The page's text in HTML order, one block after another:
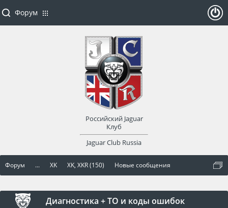
Форум ... XK XK, XKR (150) Новые сообщения
Диагностика + ТО и коды ошибок
Форум
Российский Jaguar
Клуб
Jaguar Club Russia
оват